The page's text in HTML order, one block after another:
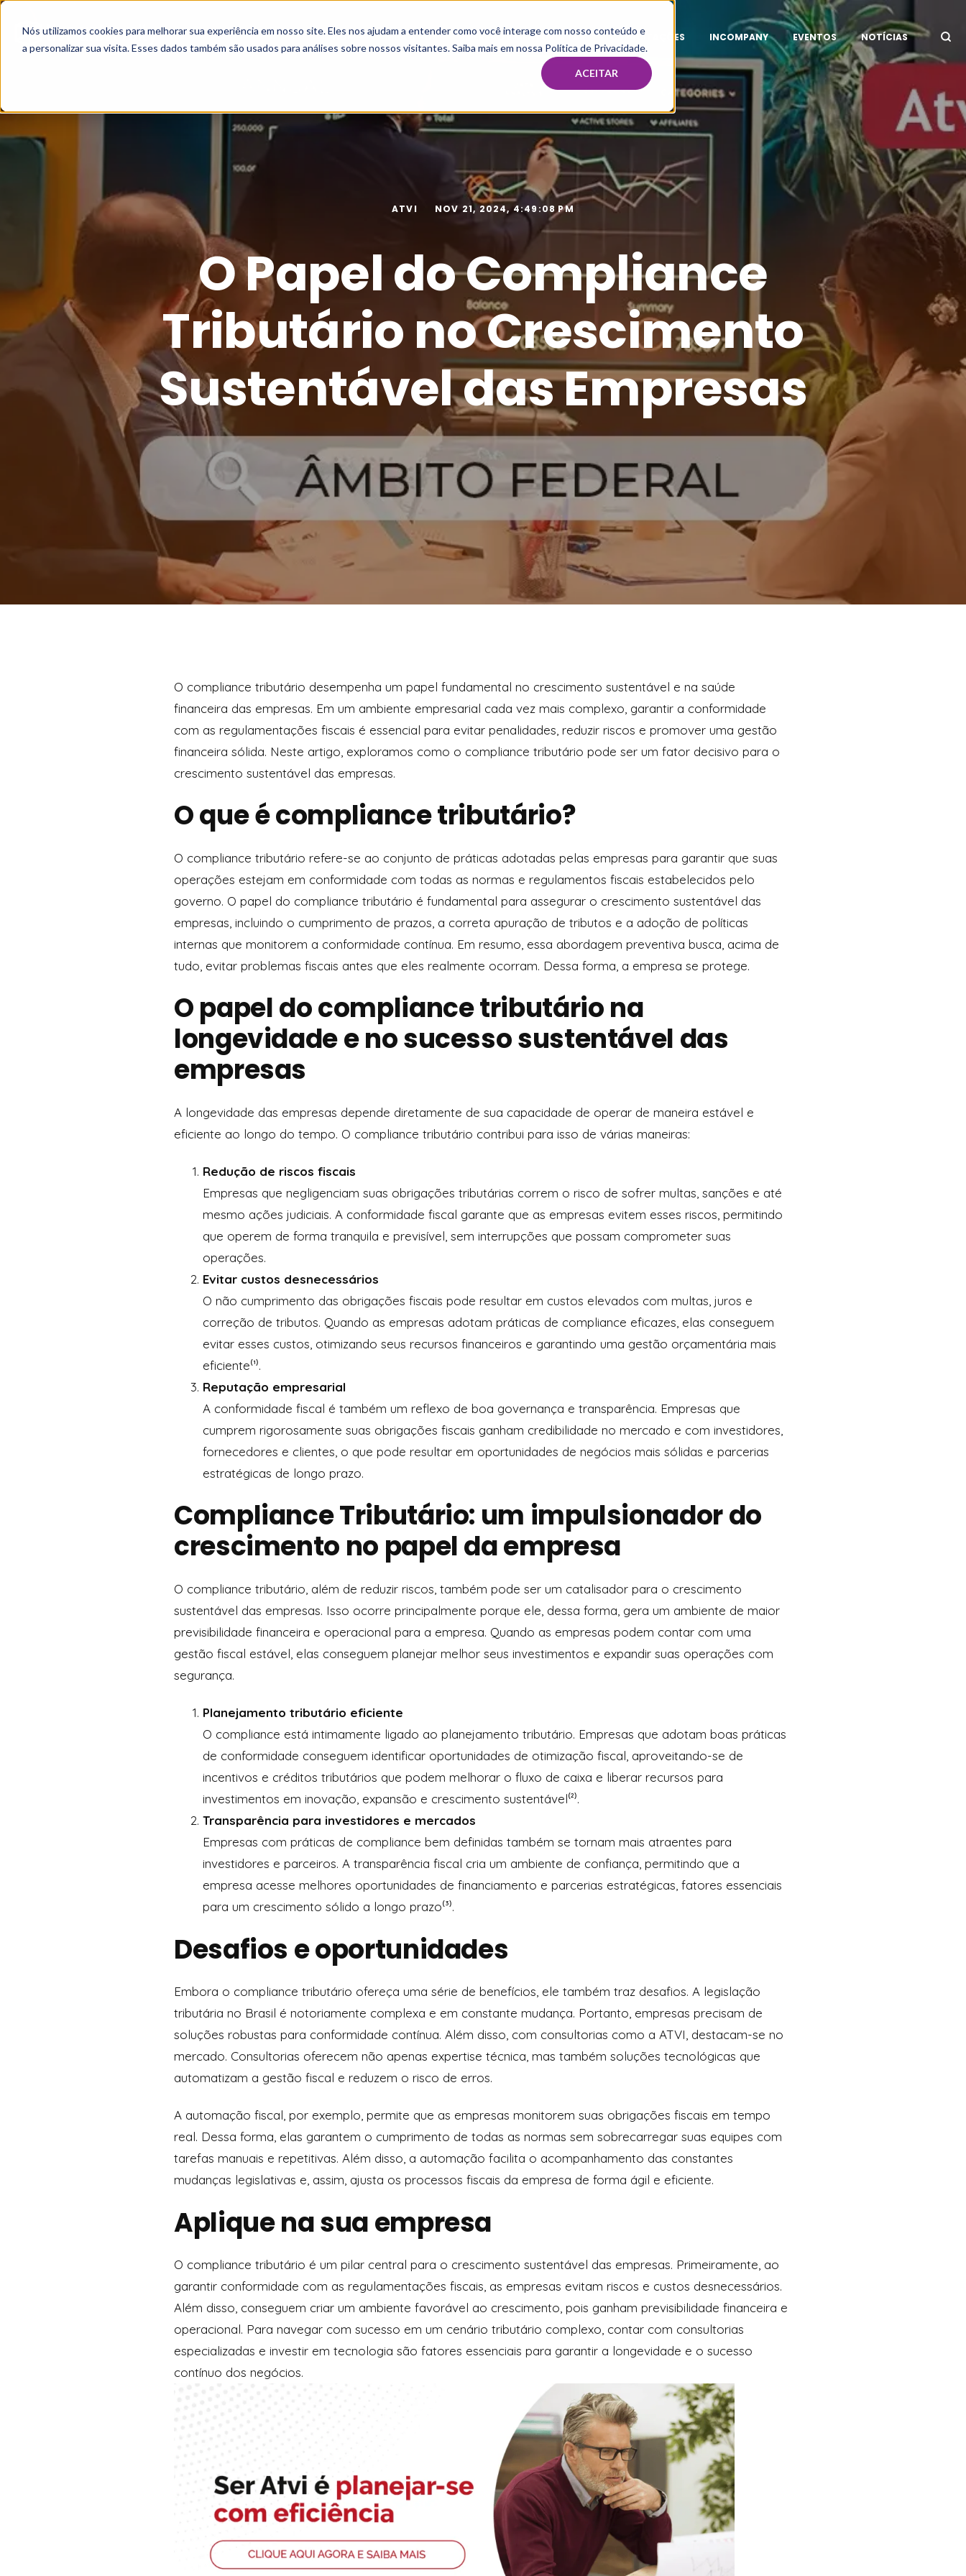
Nós utilizamos cookies para melhorar sua experiência em nosso site. Eles nos ajudam a entender como você interage com nosso conteúdo e
a personalizar sua visita. Esses dados também são usados para análises sobre nossos visitantes. Saiba mais em nossa Política de Privacidade.
ACEITAR
HOME MBA & PÓS IMERSÃO E MENTORIA TAX CAPACITAÇÕES INCOMPANY EVENTOS NOTÍCIAS
ATVI NOV 21, 2024, 4:49:08 PM
O Papel do Compliance
Tributário no Crescimento
Sustentável das Empresas
O compliance tributário desempenha um papel fundamental no crescimento sustentável e na saúde
financeira das empresas. Em um ambiente empresarial cada vez mais complexo, garantir a conformidade
com as regulamentações fiscais é essencial para evitar penalidades, reduzir riscos e promover uma gestão
financeira sólida. Neste artigo, exploramos como o compliance tributário pode ser um fator decisivo para o
crescimento sustentável das empresas.
O que é compliance tributário?
O compliance tributário refere-se ao conjunto de práticas adotadas pelas empresas para garantir que suas
operações estejam em conformidade com todas as normas e regulamentos fiscais estabelecidos pelo
governo. O papel do compliance tributário é fundamental para assegurar o crescimento sustentável das
empresas, incluindo o cumprimento de prazos, a correta apuração de tributos e a adoção de políticas
internas que monitorem a conformidade contínua. Em resumo, essa abordagem preventiva busca, acima de
tudo, evitar problemas fiscais antes que eles realmente ocorram. Dessa forma, a empresa se protege.
O papel do compliance tributário na
longevidade e no sucesso sustentável das
empresas
A longevidade das empresas depende diretamente de sua capacidade de operar de maneira estável e
eficiente ao longo do tempo. O compliance tributário contribui para isso de várias maneiras:
Redução de riscos fiscais
Empresas que negligenciam suas obrigações tributárias correm o risco de sofrer multas, sanções e até
mesmo ações judiciais. A conformidade fiscal garante que as empresas evitem esses riscos, permitindo
que operem de forma tranquila e previsível, sem interrupções que possam comprometer suas
operações.
Evitar custos desnecessários
O não cumprimento das obrigações fiscais pode resultar em custos elevados com multas, juros e
correção de tributos. Quando as empresas adotam práticas de compliance eficazes, elas conseguem
evitar esses custos, otimizando seus recursos financeiros e garantindo uma gestão orçamentária mais
eficiente⁽¹⁾.
Reputação empresarial
A conformidade fiscal é também um reflexo de boa governança e transparência. Empresas que
cumprem rigorosamente suas obrigações fiscais ganham credibilidade no mercado e com investidores,
fornecedores e clientes, o que pode resultar em oportunidades de negócios mais sólidas e parcerias
estratégicas de longo prazo.
Compliance Tributário: um impulsionador do
crescimento no papel da empresa
O compliance tributário, além de reduzir riscos, também pode ser um catalisador para o crescimento
sustentável das empresas. Isso ocorre principalmente porque ele, dessa forma, gera um ambiente de maior
previsibilidade financeira e operacional para a empresa. Quando as empresas podem contar com uma
gestão fiscal estável, elas conseguem planejar melhor seus investimentos e expandir suas operações com
segurança.
Planejamento tributário eficiente
O compliance está intimamente ligado ao planejamento tributário. Empresas que adotam boas práticas
de conformidade conseguem identificar oportunidades de otimização fiscal, aproveitando-se de
incentivos e créditos tributários que podem melhorar o fluxo de caixa e liberar recursos para
investimentos em inovação, expansão e crescimento sustentável⁽²⁾.
Transparência para investidores e mercados
Empresas com práticas de compliance bem definidas também se tornam mais atraentes para
investidores e parceiros. A transparência fiscal cria um ambiente de confiança, permitindo que a
empresa acesse melhores oportunidades de financiamento e parcerias estratégicas, fatores essenciais
para um crescimento sólido a longo prazo⁽³⁾.
Desafios e oportunidades
Embora o compliance tributário ofereça uma série de benefícios, ele também traz desafios. A legislação
tributária no Brasil é notoriamente complexa e em constante mudança. Portanto, empresas precisam de
soluções robustas para conformidade contínua. Além disso, com consultorias como a ATVI, destacam-se no
mercado. Consultorias oferecem não apenas expertise técnica, mas também soluções tecnológicas que
automatizam a gestão fiscal e reduzem o risco de erros.
A automação fiscal, por exemplo, permite que as empresas monitorem suas obrigações fiscais em tempo
real. Dessa forma, elas garantem o cumprimento de todas as normas sem sobrecarregar suas equipes com
tarefas manuais e repetitivas. Além disso, a automação facilita o acompanhamento das constantes
mudanças legislativas e, assim, ajusta os processos fiscais da empresa de forma ágil e eficiente.
Aplique na sua empresa
O compliance tributário é um pilar central para o crescimento sustentável das empresas. Primeiramente, ao
garantir conformidade com as regulamentações fiscais, as empresas evitam riscos e custos desnecessários.
Além disso, conseguem criar um ambiente favorável ao crescimento, pois ganham previsibilidade financeira e
operacional. Para navegar com sucesso em um cenário tributário complexo, contar com consultorias
especializadas e investir em tecnologia são fatores essenciais para garantir a longevidade e o sucesso
contínuo dos negócios.